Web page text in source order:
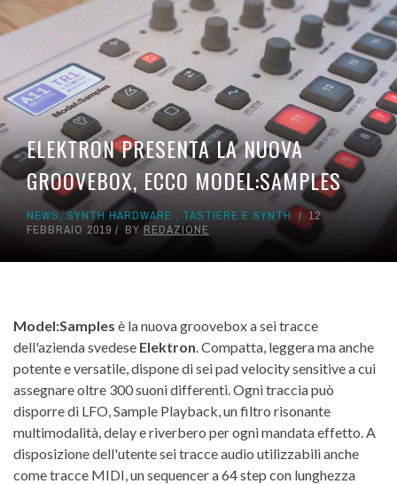
ELEKTRON PRESENTA LA NUOVA
GROOVEBOX, ECCO MODEL:SAMPLES
NEWS,SYNTH HARDWARE , TASTIERE E SYNTH
12
FEBBRAIO 2019
BY REDAZIONE
Model:Samples è la nuova groovebox a sei tracce
dell'azienda svedese Elektron . Compatta, leggera ma anche
potente e versatile, dispone di sei pad velocity sensitive a cui
assegnare oltre 300 suoni differenti. Ogni traccia può
disporre di LFO, Sample Playback, un filtro risonante
multimodalità, delay e riverbero per ogni mandata effetto. A
disposizione dell'utente sei tracce audio utilizzabili anche
come tracce MIDI, un sequencer a 64 step con lunghezza